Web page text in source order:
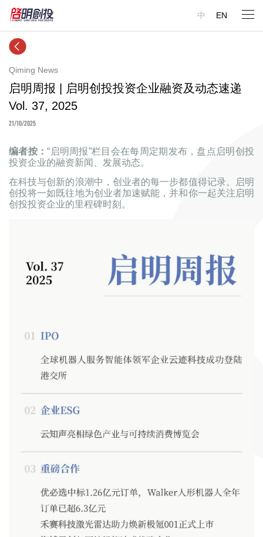
中 EN
Qiming News
启明周报 | 启明创投投资企业融资及动态速递
Vol. 37, 2025
21/10/2025
编者按：“启明周报”栏目会在每周定期发布，盘点启明创投
投资企业的融资新闻、发展动态。
在科技与创新的浪潮中，创业者的每一步都值得记录。启明
创投将一如既往地为创业者加速赋能，并和你一起关注启明
创投投资企业的里程碑时刻。